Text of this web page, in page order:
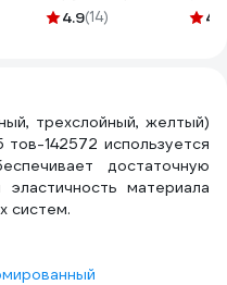
G 20х3/4 25157
4.9(14) 4.8
трехслойный, желтый)
142572 используется
достаточную
материала
систем.